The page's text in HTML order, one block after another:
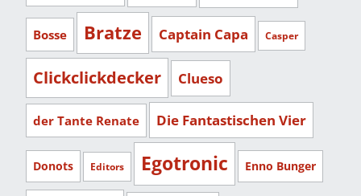
Bosse Bratze Captain Capa Casper
Clickclickdecker Clueso
der Tante Renate Die Fantastischen Vier
Donots Editors Egotronic Enno Bunger